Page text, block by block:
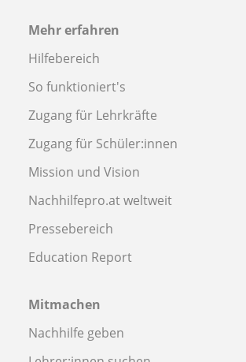
Mehr erfahren
Hilfebereich
So funktioniert's
Zugang für Lehrkräfte
Zugang für Schüler:innen
Mission und Vision
Nachhilfepro.at weltweit
Pressebereich
Education Report
Mitmachen
Nachhilfe geben